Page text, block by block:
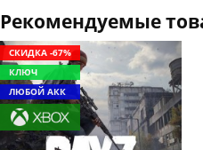
Рекомендуемые
СКИДКА -67%
КЛЮЧ
ЛЮБОЙ АКК